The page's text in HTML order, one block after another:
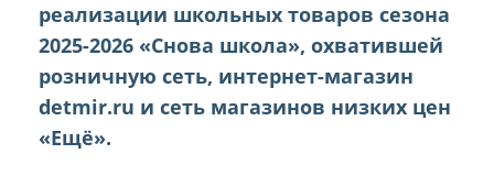
реализации школьных товаров сезона
2025-2026 «Снова школа», охватившей
розничную сеть, интернет-магазин
detmir.ru и сеть магазинов низких цен
«Ещё».